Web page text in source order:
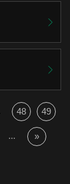
48 49
... »